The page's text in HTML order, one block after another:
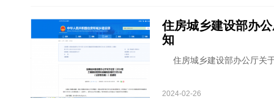
住房城乡建设部办
知
住房城乡建设部办公厅关
2024-02-26